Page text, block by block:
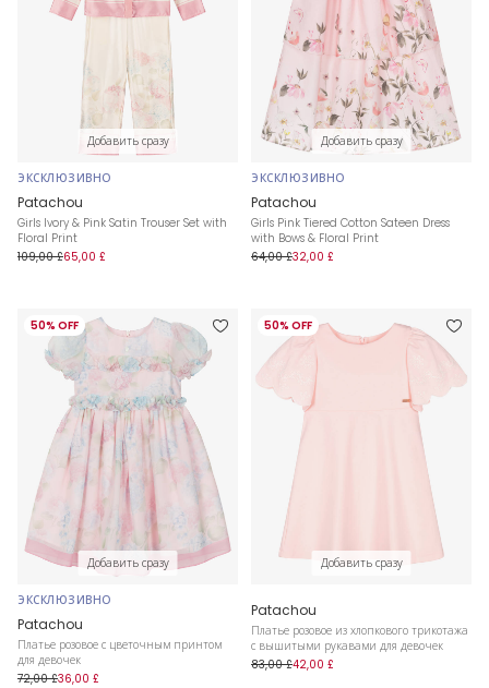
Добавить сразу
ЭКСКЛЮЗИВНО
Patachou
Girls Ivory & Pink Satin Trouser Set with
Floral Print
109,00 £65,00 £
Добавить сразу
ЭКСКЛЮЗИВНО
Patachou
Girls Pink Tiered Cotton Sateen Dress
with Bows & Floral Print
64,00 £32,00 £
50% OFF
Добавить сразу
ЭКСКЛЮЗИВНО
Patachou
Платье розовое с цветочным принтом
для девочек
72,00 £36,00 £
50% OFF
Добавить сразу
Patachou
Платье розовое из хлопкового трикотажа
с вышитыми рукавами для девочек
83,00 £42,00 £